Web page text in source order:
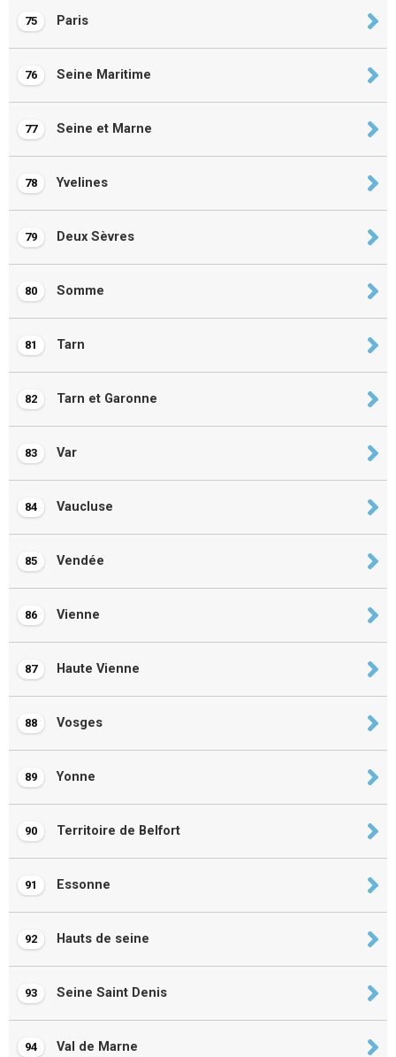
75 Paris
76 Seine Maritime
77 Seine et Marne
78 Yvelines
79 Deux Sèvres
80 Somme
81 Tarn
82 Tarn et Garonne
83 Var
84 Vaucluse
85 Vendée
86 Vienne
87 Haute Vienne
88 Vosges
89 Yonne
90 Territoire de Belfort
91 Essonne
92 Hauts de seine
93 Seine Saint Denis
94 Val de Marne